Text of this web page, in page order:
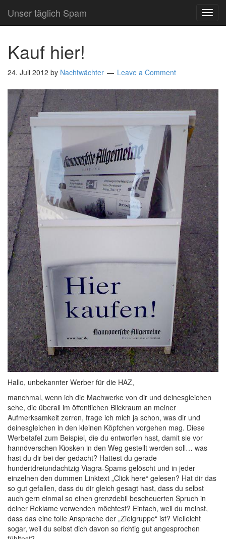
Unser täglich Spam
Kauf hier!
24. Juli 2012 by Nachtwächter Leave a Comment
Hallo, unbekannter Werber für die HAZ,
manchmal, wenn ich die Machwerke von dir und deinesgleichen
sehe, die überall im öffentlichen Blickraum an meiner
Aufmerksamkeit zerren, frage ich mich ja schon, was dir und
deinesgleichen in den kleinen Köpfchen vorgehen mag. Diese
Werbetafel zum Beispiel, die du entworfen hast, damit sie vor
hannöverschen Kiosken in den Weg gestellt werden soll… was
hast du dir bei der gedacht? Hattest du gerade
hundertdreiundachtzig Viagra-Spams gelöscht und in jeder
einzelnen den dummen Linktext „Click here“ gelesen? Hat dir das
so gut gefallen, dass du dir gleich gesagt hast, dass du selbst
auch gern einmal so einen grenzdebil bescheuerten Spruch in
deiner Reklame verwenden möchtest? Einfach, weil du meinst,
dass das eine tolle Ansprache der „Zielgruppe“ ist? Vielleicht
sogar, weil du selbst dich davon so richtig gut angesprochen